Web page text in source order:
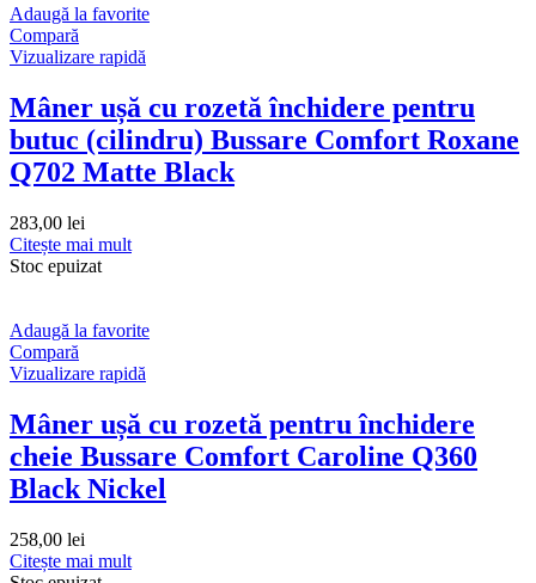
Adaugă la favorite
Compară
Vizualizare rapidă
Mâner ușă cu rozetă închidere pentru
butuc (cilindru) Bussare Comfort Roxane
Q702 Matte Black
283,00 lei
Citește mai mult
Stoc epuizat
Adaugă la favorite
Compară
Vizualizare rapidă
Mâner ușă cu rozetă pentru închidere
cheie Bussare Comfort Caroline Q360
Black Nickel
258,00 lei
Citește mai mult